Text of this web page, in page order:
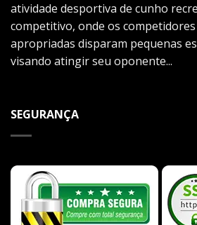
atividade desportiva de cunho
competitivo, onde os
apropriadas disparam pequenas
visando atingir seu oponente...
SEGURANÇA